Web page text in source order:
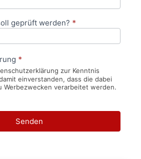
geprüft werden? *
*
zur Kenntnis
einverstanden, dass die dabei
Werbezwecken verarbeitet werden.
Senden